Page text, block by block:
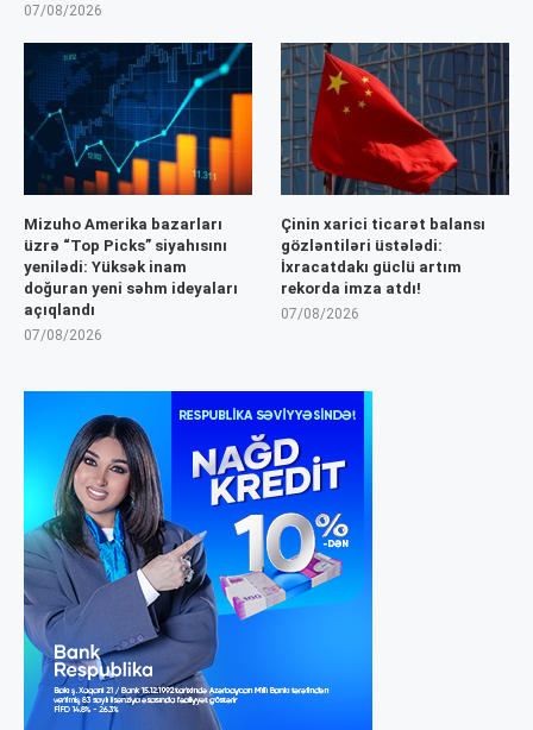
07/08/2026
Mizuho Amerika bazarları
üzrə “Top Picks” siyahısını
yenilədi: Yüksək inam
doğuran yeni səhm ideyaları
açıqlandı
07/08/2026
Çinin xarici ticarət balansı
gözləntiləri üstələdi:
İxracatdakı güclü artım
rekorda imza atdı!
07/08/2026